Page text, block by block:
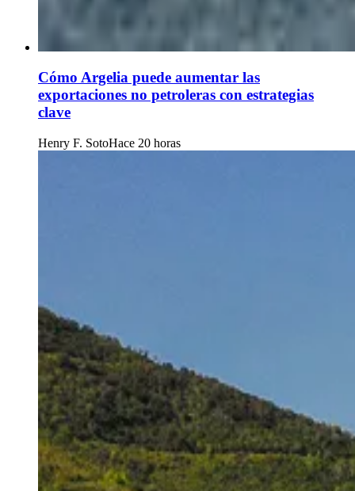
Cómo Argelia puede aumentar las
exportaciones no petroleras con estrategias
clave
Henry F. SotoHace 20 horas